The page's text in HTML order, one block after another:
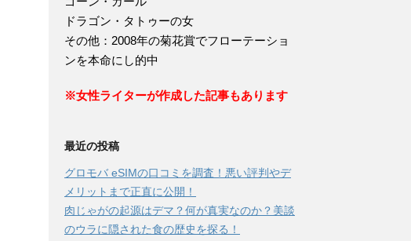
ドラゴン・タトゥーの女
その他：2008年の菊花賞でフローテーショ
ンを本命にし的中
※女性ライターが作成した記事もあります
最近の投稿
グロモバ eSIMの口コミを調査！悪い評判やデ
メリットまで正直に公開！
肉じゃがの起源はデマ？何が真実なのか？美談
のウラに隠された食の歴史を探る！